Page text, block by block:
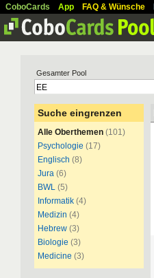
CoboCards App FAQ & Wünsche
Gesamter Pool
Suche eingrenzen
Alle Oberthemen (101)
Psychologie (17)
Englisch (8)
Jura (6)
BWL (5)
Informatik (4)
Medizin (4)
Hebrew (3)
Biologie (3)
Medicine (3)